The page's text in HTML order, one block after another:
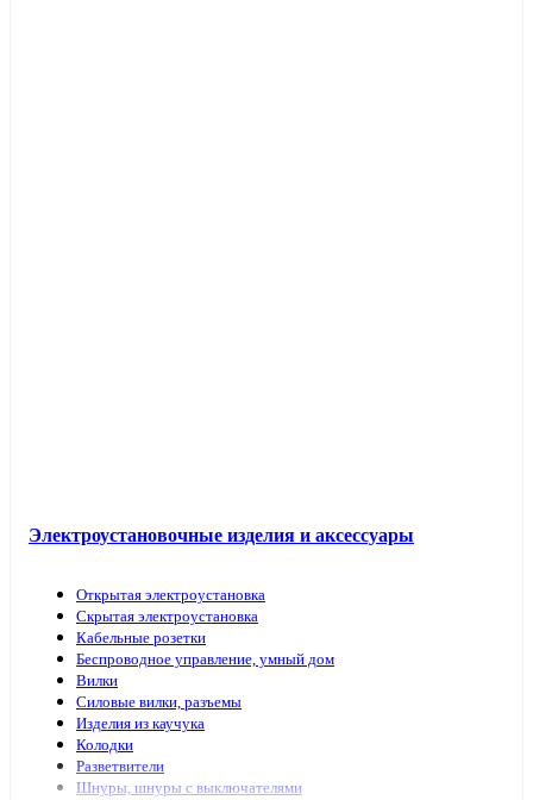
Электроустановочные изделия и аксессуары
Открытая электроустановка
Скрытая электроустановка
Кабельные розетки
Беспроводное управление, умный дом
Вилки
Силовые вилки, разъемы
Изделия из каучука
Колодки
Разветвители
Шнуры, шнуры с выключателями